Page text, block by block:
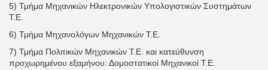
5) Τμήμα Μηχανικών Ηλεκτρονικών Υπολογιστικών Συστημάτων
Τ.Ε.
6) Τμήμα Μηχανολόγων Μηχανικών Τ.Ε.
7) Τμήμα Πολιτικών Μηχανικών Τ.Ε. και κατεύθυνση
προχωρημένου εξαμήνου: Δομοστατικοί Μηχανικοί Τ.Ε.